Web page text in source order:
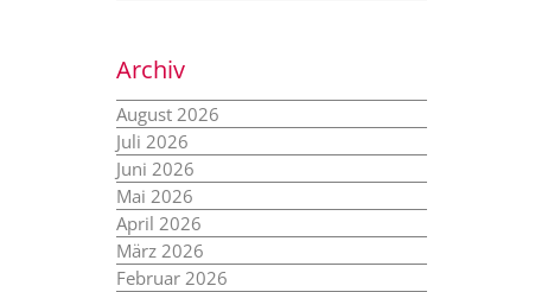
Archiv
August 2026
Juli 2026
Juni 2026
Mai 2026
April 2026
März 2026
Februar 2026